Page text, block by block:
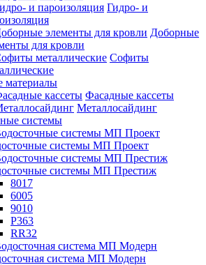
Гидро- и
Доборные
для кровли
Софиты
материалы
Фасадные кассеты
Металлосайдинг
системы
системы МП Проект
системы МП Престиж
8017
6005
9010
P363
RR32
система МП Модерн